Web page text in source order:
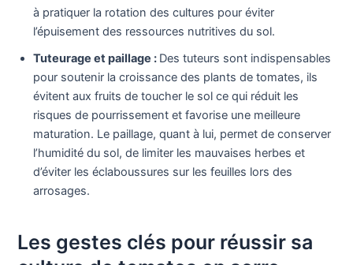
à pratiquer la rotation des cultures pour éviter
l’épuisement des ressources nutritives du sol.
Tuteurage et paillage : Des tuteurs sont indispensables
pour soutenir la croissance des plants de tomates, ils
évitent aux fruits de toucher le sol ce qui réduit les
risques de pourrissement et favorise une meilleure
maturation. Le paillage, quant à lui, permet de conserver
l’humidité du sol, de limiter les mauvaises herbes et
d’éviter les éclaboussures sur les feuilles lors des
arrosages.
Les gestes clés pour réussir sa